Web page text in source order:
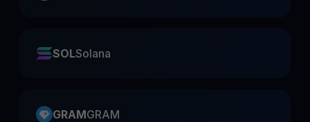
SOLSolana
GRAMGRAM